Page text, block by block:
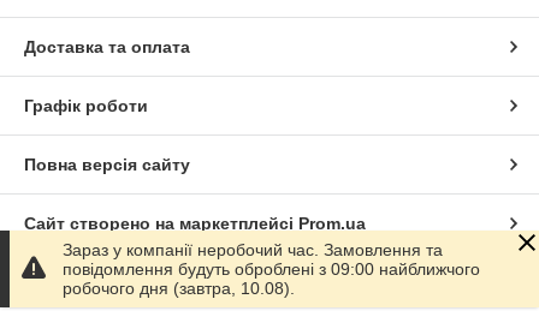
Доставка та оплата
Графік роботи
Повна версія сайту
Сайт створено на маркетплейсі Prom.ua
Політика конфіденційності
Зараз у компанії неробочий час. Замовлення та
повідомлення будуть оброблені з 09:00 найближчого
робочого дня (завтра, 10.08).